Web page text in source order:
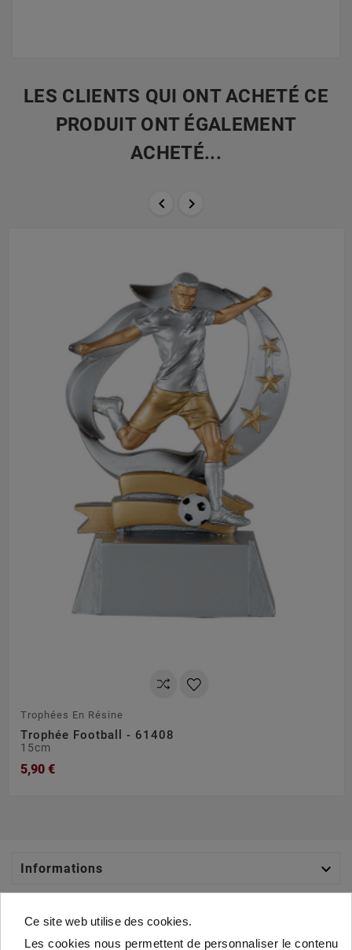
LES CLIENTS QUI ONT ACHETÉ CE
PRODUIT ONT ÉGALEMENT
ACHETÉ...
 
Trophées En Résine
Trophée Football - 61408
15cm
5,90 €
Informations 
Ce site web utilise des cookies.
Les cookies nous permettent de personnaliser le contenu